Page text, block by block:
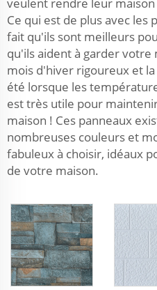
Ce qui est de plus avec les
fait qu'ils sont meilleurs
qu'ils aident à garder votre
mois d'hiver rigoureux et
été lorsque les
est très utile pour
maison ! Ces panneaux
nombreuses couleurs et
fabuleux à choisir, idéaux
de votre maison.